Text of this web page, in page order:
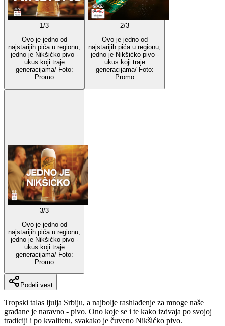
1 /3
Ovo je jedno od
najstarijih pića u regionu,
jedno je Nikšićko pivo -
ukus koji traje
generacijama/ Foto:
Promo
2/3
Ovo je jedno od
najstarijih pića u regionu,
jedno je Nikšićko pivo -
ukus koji traje
generacijama/ Foto:
Promo
3/3
Ovo je jedno od
najstarijih pića u regionu,
jedno je Nikšićko pivo -
ukus koji traje
generacijama/ Foto:
Promo
Podeli vest
Tropski talas ljulja Srbiju, a najbolje rashlađenje za mnoge naše
građane je naravno - pivo. Ono koje se i te kako izdvaja po svojoj
tradiciji i po kvalitetu, svakako je čuveno Nikšićko pivo.